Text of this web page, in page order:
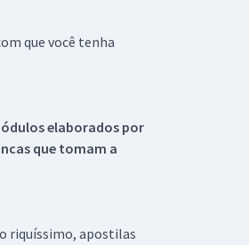
que você tenha
elaborados por
que tomam a
riquíssimo, apostilas